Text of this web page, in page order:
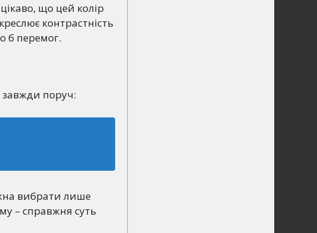
що цей колір
контрастність
б перемог.
поруч:
вибрати лише
– справжня суть